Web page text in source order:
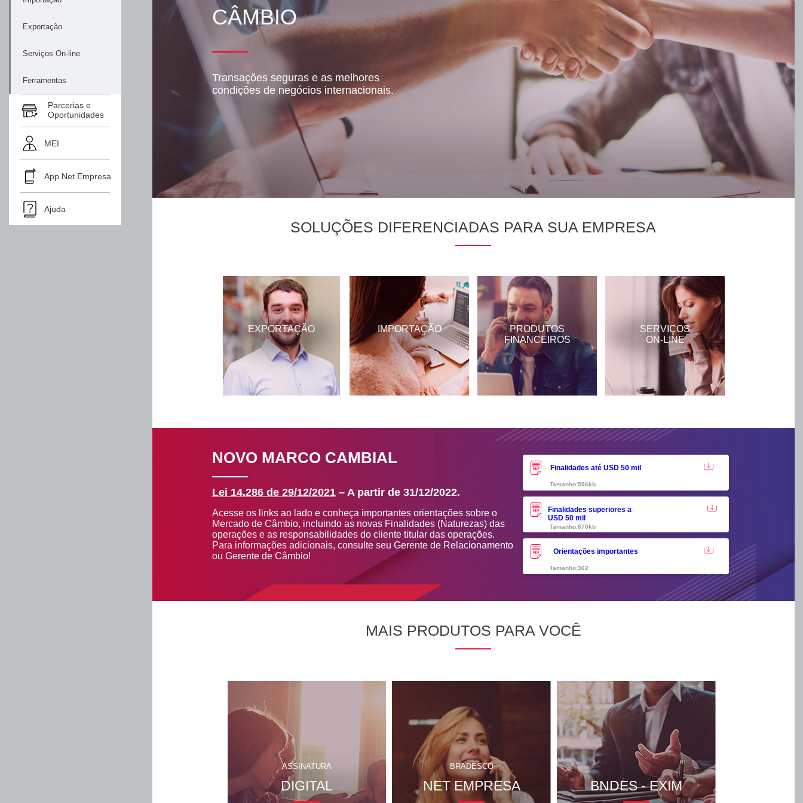
Exportação
Serviços On-line
Ferramentas
Parcerias e
Oportunidades
MEI
App Net Empresa
Ajuda
CÂMBIO
Transações seguras e as melhores
condições de negócios internacionais.
SOLUÇÕES DIFERENCIADAS PARA SUA EMPRESA
EXPORTAÇÃO IMPORTAÇÃO
PRODUTOS
FINANCEIROS
SERVIÇOS
ON-LINE
NOVO MARCO CAMBIAL
Lei 14.286 de 29/12/2021– A partir de 31/12/2022.
Acesse os links ao lado e conheça importantes orientações sobre o
Mercado de Câmbio, incluindo as novas Finalidades (Naturezas) das
operações e as responsabilidades do cliente titular das operações.
Para informações adicionais, consulte seu Gerente de Relacionamento
ou Gerente de Câmbio!
Finalidades até USD 50 mil
Tamanho:596kb
Finalidades superiores a
USD 50 mil
Tamanho:670kb
Orientações importantes
Tamanho:362
MAIS PRODUTOS PARA VOCÊ
ASSINATURA
DIGITAL
BRADESCO
NET EMPRESA BNDES - EXIM